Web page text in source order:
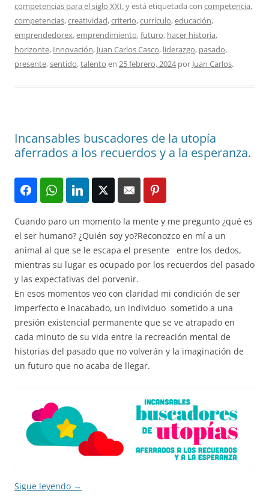
competencias para el siglo XXI.y está etiquetada con competencia,
competencias,creatividad,criterio,currículo,educación,
emprendedorex,emprendimiento,futuro, hacer historia,
horizonte, Innovación, Juan Carlos Casco, liderazgo, pasado,
presente,sentido,talento en 25 febrero, 2024por Juan Carlos.
Incansables buscadores de la utopía
aferrados a los recuerdos y a la esperanza.
Cuando paro un momento la mente y me pregunto ¿qué es
el ser humano? ¿Quién soy yo?Reconozco en mí a un
animal al que se le escapa el presente entre los dedos,
mientras su lugar es ocupado por los recuerdos del pasado
y las expectativas del porvenir.
En esos momentos veo con claridad mi condición de ser
imperfecto e inacabado, un individuo sometido a una
presión existencial permanente que se ve atrapado en
cada minuto de su vida entre la recreación mental de
historias del pasado que no volverán y la imaginación de
un futuro que no acaba de llegar.
Sigue leyendo →